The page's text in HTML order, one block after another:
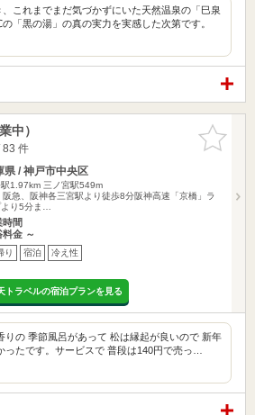
これまでまだ気づかずにいた天然温泉の「巳泉
「黒の湯」の真の実力を実感した次第です。
お気に入
りに追加
中）
件
県 / 神戸市中央区
1.97km 三ノ宮駅549m
阪急、阪神各三宮駅より徒歩8分阪神高速「京橋」ラ
り5分ま…
時間
料金 ～
り 宿泊 冷え性
トラベルの宿泊プランを見る
りの 季節風呂があって 松は縁起が良いので 新年
ったです。サービスで 普段は140円で売っ…